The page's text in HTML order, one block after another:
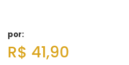
por:
R$ 41,90